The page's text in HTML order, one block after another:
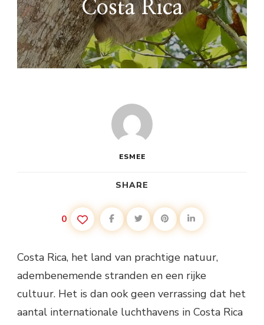
Costa Rica
ESMEE
SHARE
0
Costa Rica, het land van prachtige natuur,
adembenemende stranden en een rijke
cultuur. Het is dan ook geen verrassing dat het
aantal internationale luchthavens in Costa Rica